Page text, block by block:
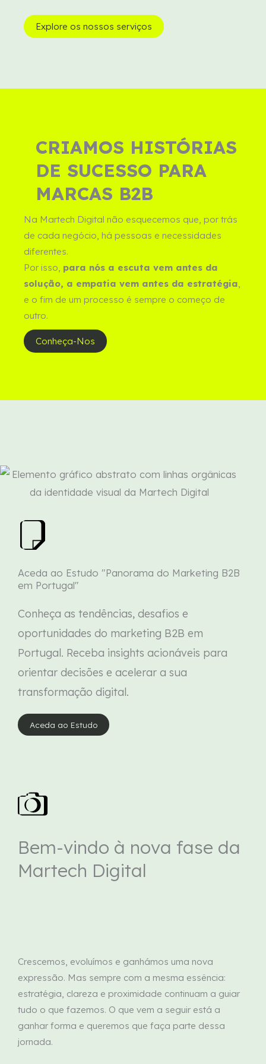
Explore os nossos serviços
CRIAMOS HISTÓRIAS
DE SUCESSO PARA
MARCAS B2B
Na Martech Digital não esquecemos que, por trás
de cada negócio, há pessoas e necessidades
diferentes.
Por isso, para nós a escuta vem antes da
solução, a empatia vem antes da estratégia,
e o fim de um processo é sempre o começo de
outro.
Conheça-Nos
Aceda ao Estudo "Panorama do Marketing B2B
em Portugal"
Conheça as tendências, desafios e
oportunidades do marketing B2B em
Portugal. Receba insights acionáveis para
orientar decisões e acelerar a sua
transformação digital.
Aceda ao Estudo
Bem-vindo à nova fase da
Martech Digital
Crescemos, evoluímos e ganhámos uma nova
expressão. Mas sempre com a mesma essência:
estratégia, clareza e proximidade continuam a guiar
tudo o que fazemos. O que vem a seguir está a
ganhar forma e queremos que faça parte dessa
jornada.